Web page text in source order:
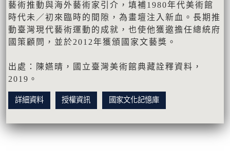
藝術推動與海外藝術家引介，填補1980年代美術館
時代未／初來臨時的間隙，為畫壇注入新血。長期推
動臺灣現代藝術運動的成就，也使他獲邀擔任總統府
國策顧問，並於2012年獲頒國家文藝獎。
出處：陳嬿晴，國立臺灣美術館典藏詮釋資料，
2019。
詳細資料 授權資訊 國家文化記憶庫